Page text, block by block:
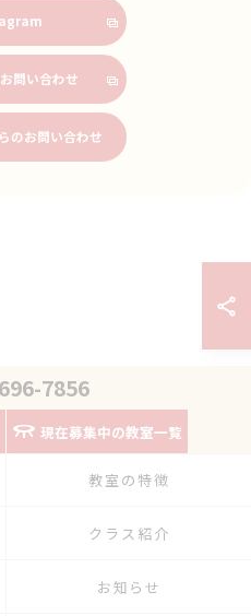
問い合わせ
のお問い合わせ
7856
現在募集中の教室一覧
教室の特徴
クラス紹介
お知らせ